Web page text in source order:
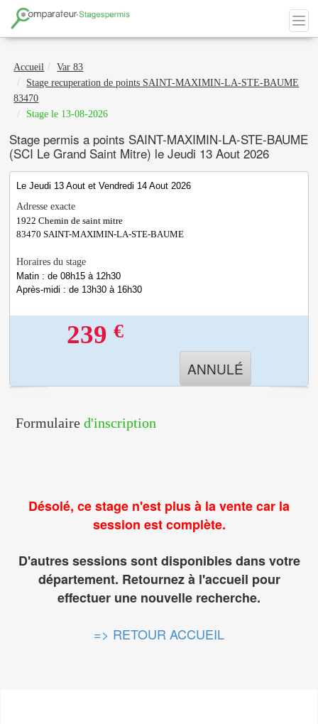
Accueil
Var 83
Stage recuperation de points SAINT-MAXIMIN-LA-STE-BAUME
83470
Stage le 13-08-2026
Stage permis a points SAINT-MAXIMIN-LA-STE-BAUME
(SCI Le Grand Saint Mitre) le Jeudi 13 Aout 2026
Le Jeudi 13 Aout et Vendredi 14 Aout 2026
Adresse exacte
1922 Chemin de saint mitre
83470 SAINT-MAXIMIN-LA-STE-BAUME
Horaires du stage
Matin : de 08h15 à 12h30
Après-midi : de 13h30 à 16h30
239 €
ANNULÉ
Formulaire d'inscription